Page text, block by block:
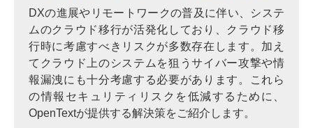
DXの進展やリモートワークの普及に伴い、システ
ムのクラウド移行が活発化しており、クラウド移
行時に考慮すべきリスクが多数存在します。加え
てクラウド上のシステムを狙うサイバー攻撃や情
報漏洩にも十分考慮する必要があります。これら
の情報セキュリティリスクを低減するために、
OpenTextが提供する解決策をご紹介します。